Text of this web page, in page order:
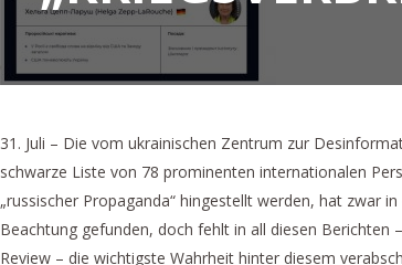
31. Juli – Die vom ukrainischen Zentrum zur
schwarze Liste von 78 prominenten internationalen
„russischer Propaganda“ hingestellt werden, hat zwar
Beachtung gefunden, doch fehlt in all diesen Berichten
Review – die wichtigste Wahrheit hinter diesem